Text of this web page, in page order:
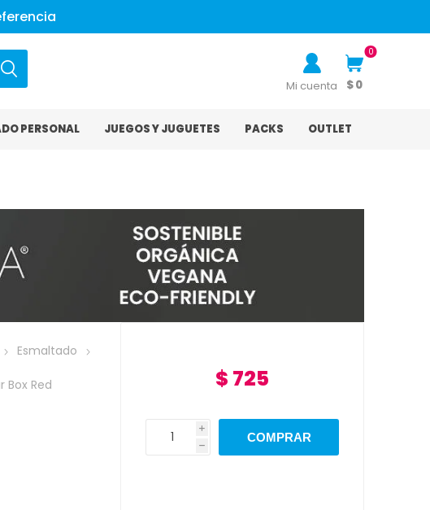
Mi cuenta
0
$ 0
PERSONAL JUEGOS Y JUGUETES PACKS OUTLET
Esmaltado
Box Red
$ 725
i
h